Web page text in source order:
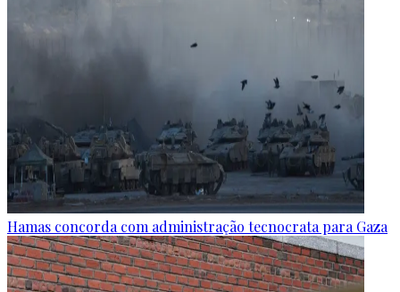
Hamas concorda com administração tecnocrata para Gaza